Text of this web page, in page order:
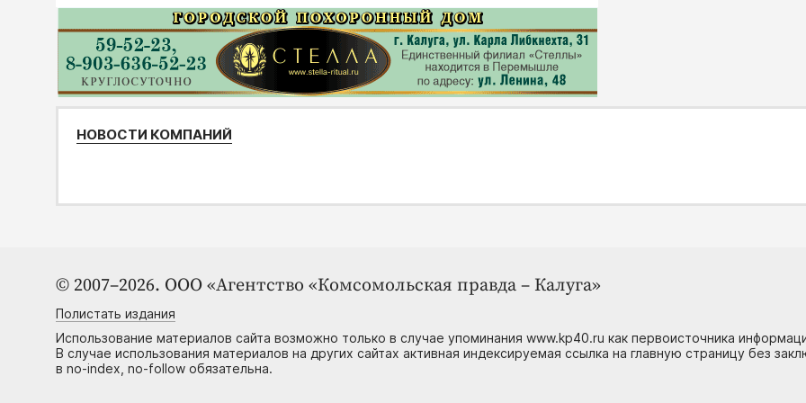
НОВОСТИ КОМПАНИЙ
© 2007–2026. ООО «Агентство «Комсомольская правда – Калуга»
Полистать издания
Использование материалов сайта возможно только в случае упоминания www.kp40.ru как первоисточника
В случае использования материалов на других сайтах активная индексируемая ссылка на главную страницу без
в no-index, no-follow обязательна.